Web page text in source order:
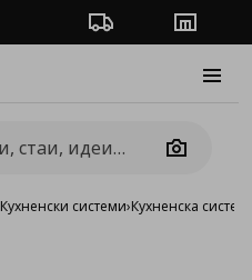
Проследяване на
Camera
Кухненски системи›Кухненска